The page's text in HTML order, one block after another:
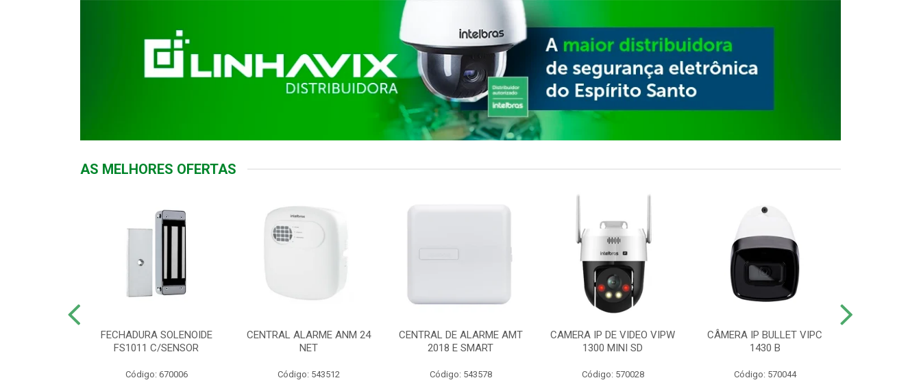
AS MELHORES OFERTAS
FECHADURA SOLENOIDE
FS1011 C/SENSOR
Código: 670006
CENTRAL ALARME ANM 24
NET
Código: 543512
CENTRAL DE ALARME AMT
2018 E SMART
Código: 543578
CAMERA IP DE VIDEO VIPW
1300 MINI SD
Código: 570028
CÂMERA IP BULLET VIPC
1430 B
Código: 570044